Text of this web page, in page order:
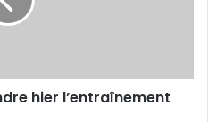
hier l’entraînement